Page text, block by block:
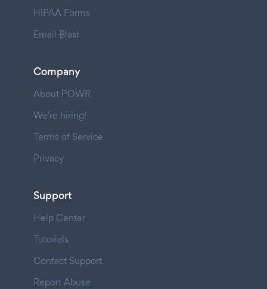
HIPAA Forms
Email Blast
Company
About POWR
We're hiring!
Terms of Service
Privacy
Support
Help Center
Tutorials
Contact Support
Report Abuse